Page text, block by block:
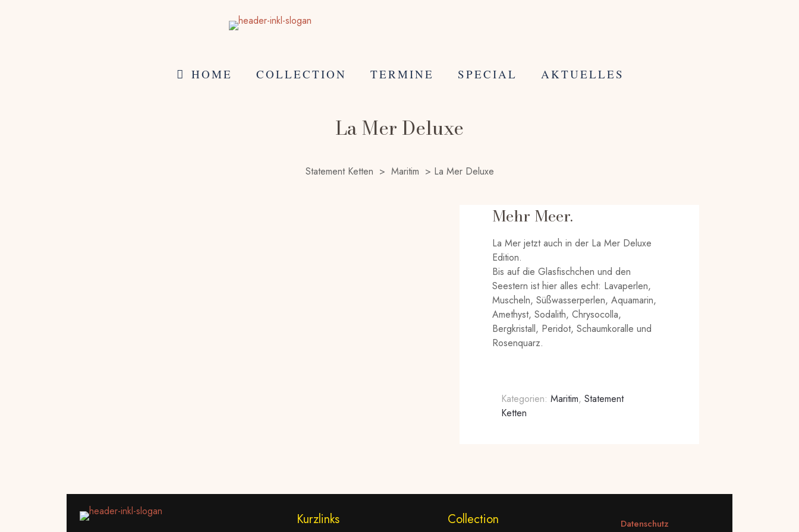
HOME COLLECTION TERMINE SPECIAL AKTUELLES
La Mer Deluxe
Statement Ketten > Maritim > La Mer Deluxe
Mehr Meer.
La Mer jetzt auch in der La Mer Deluxe
Edition.
Bis auf die Glasfischchen und den
Seestern ist hier alles echt: Lavaperlen,
Muscheln, Süßwasserperlen, Aquamarin,
Amethyst, Sodalith, Chrysocolla,
Bergkristall, Peridot, Schaumkoralle und
Rosenquarz.
Kategorien: Maritim, Statement
Ketten
Kurzlinks Collection Datenschutz